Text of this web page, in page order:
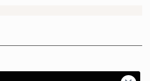
kampanyalardan anında haberdar olun!